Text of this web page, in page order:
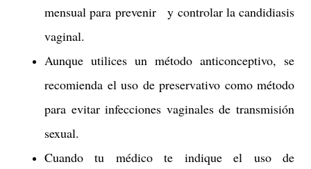
mensual para prevenir y controlar la candidiasis
vaginal.
Aunque utilices un método anticonceptivo, se
recomienda el uso de preservativo como método
para evitar infecciones vaginales de transmisión
sexual.
Cuando tu médico te indique el uso de